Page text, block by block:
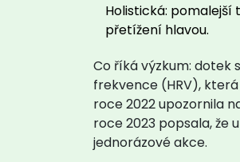
Holistická:
přetížení hlavou.
Co říká výzkum: dotek
frekvence (HRV),
roce 2022 upozornila
roce 2023 popsala, že
jednorázové akce.